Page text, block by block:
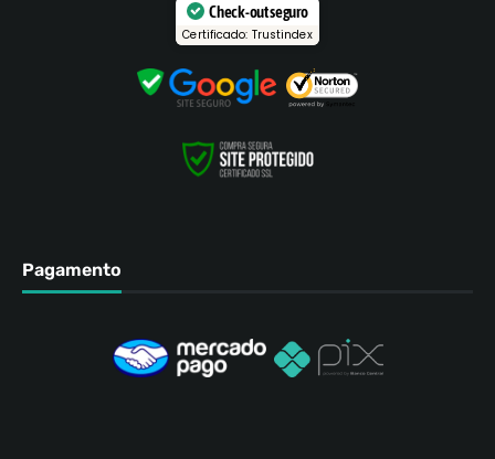
Check-out seguro
Certificado: Trustindex
Pagamento